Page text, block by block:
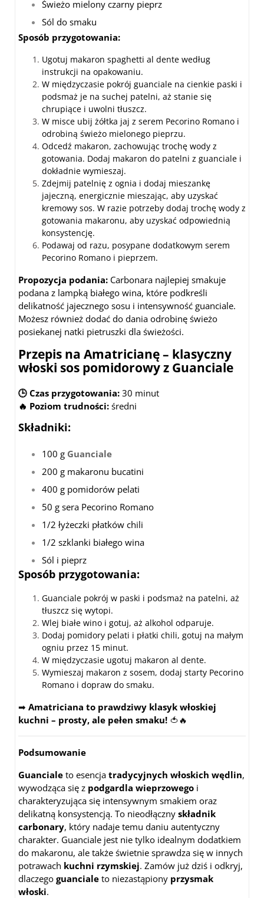
Świeżo mielony czarny pieprz
Sól do smaku
Sposób przygotowania:
Ugotuj makaron spaghetti al dente według
instrukcji na opakowaniu.
W międzyczasie pokrój guanciale na cienkie paski i
podsmaż je na suchej patelni, aż stanie się
chrupiące i uwolni tłuszcz.
W misce ubij żółtka jaj z serem Pecorino Romano i
odrobiną świeżo mielonego pieprzu.
Odcedź makaron, zachowując trochę wody z
gotowania. Dodaj makaron do patelni z guanciale i
dokładnie wymieszaj.
Zdejmij patelnię z ognia i dodaj mieszankę
jajeczną, energicznie mieszając, aby uzyskać
kremowy sos. W razie potrzeby dodaj trochę wody z
gotowania makaronu, aby uzyskać odpowiednią
konsystencję.
Podawaj od razu, posypane dodatkowym serem
Pecorino Romano i pieprzem.
Propozycja podania: Carbonara najlepiej smakuje
podana z lampką białego wina, które podkreśli
delikatność jajecznego sosu i intensywność guanciale.
Możesz również dodać do dania odrobinę świeżo
posiekanej natki pietruszki dla świeżości.
Przepis na Amatricianę – klasyczny
włoski sos pomidorowy z Guanciale
🕒 Czas przygotowania: 30 minut
🔥 Poziom trudności: średni
Składniki:
100 g Guanciale
200 g makaronu bucatini
400 g pomidorów pelati
50 g sera Pecorino Romano
1/2 łyżeczki płatków chili
1/2 szklanki białego wina
Sól i pieprz
Sposób przygotowania:
Guanciale pokrój w paski i podsmaż na patelni, aż
tłuszcz się wytopi.
Wlej białe wino i gotuj, aż alkohol odparuje.
Dodaj pomidory pelati i płatki chili, gotuj na małym
ogniu przez 15 minut.
W międzyczasie ugotuj makaron al dente.
Wymieszaj makaron z sosem, dodaj starty Pecorino
Romano i dopraw do smaku.
➡ Amatriciana to prawdziwy klasyk włoskiej
kuchni – prosty, ale pełen smaku! 🍅🔥
Podsumowanie
Guanciale to esencja tradycyjnych włoskich wędlin,
wywodząca się z podgardla wieprzowego i
charakteryzująca się intensywnym smakiem oraz
delikatną konsystencją. To nieodłączny składnik
carbonary, który nadaje temu daniu autentyczny
charakter. Guanciale jest nie tylko idealnym dodatkiem
do makaronu, ale także świetnie sprawdza się w innych
potrawach kuchni rzymskiej. Zamów już dziś i odkryj,
dlaczego guanciale to niezastąpiony przysmak
włoski.